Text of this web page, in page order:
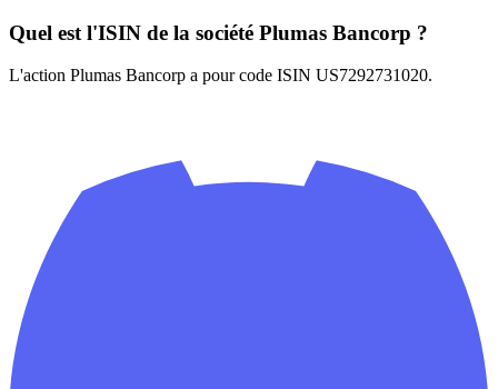
Quel est l'ISIN de la société Plumas Bancorp ?
L'action Plumas Bancorp a pour code ISIN US7292731020.